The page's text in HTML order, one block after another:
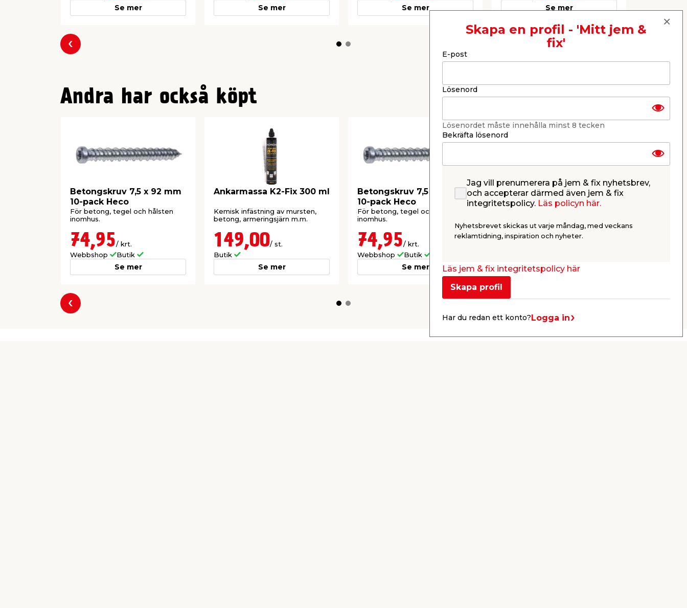
Se mer Se mer Se mer Se mer
Föregående
Andra har också köpt
Betongskruv 7,5 x 92 mm
10-pack Heco
För betong, tegel och hålsten
inomhus.
74,95/ krt.
Webbshop
Butik
Se mer
Ankarmassa K2-Fix 300 ml
Kemisk infästning av mursten,
betong, armeringsjärn m.m.
149,00/ st.
Butik
Se mer
Betongskruv 7,5 x 112 mm
10-pack Heco
För betong, tegel och hålsten
inomhus.
74,95/ krt.
Webbshop
Butik
Se mer
Betongborr 8,0 mm SDS+
självcentrerande borrstart med
hög hållbarhet för snabb och
effektiv rotations- slagborrning i
55,95
Se mer
Föregående
Skapa en profil - 'Mitt jem &
fix'
E-post
Lösenord
Lösenordet måste innehålla minst 8 tecken
Bekräfta lösenord
Jag vill prenumerera på jem & fix nyhetsbrev,
och accepterar därmed även jem & fix
integritetspolicy. Läs policyn här.
Nyhetsbrevet skickas ut varje måndag, med veckans
reklamtidning, inspiration och nyheter.
Läs jem & fix integritetspolicy här
Skapa profil
Har du redan ett konto?Logga in